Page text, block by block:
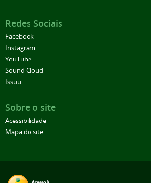
Redes Sociais
Facebook
Instagram
YouTube
Sound Cloud
Issuu
Sobre o site
Acessibilidade
Mapa do site